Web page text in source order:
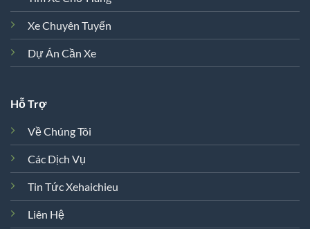
Xe Chuyên Tuyến
Dự Án Cần Xe
Hỗ Trợ
Về Chúng Tôi
Các Dịch Vụ
Tin Tức Xehaichieu
Liên Hệ